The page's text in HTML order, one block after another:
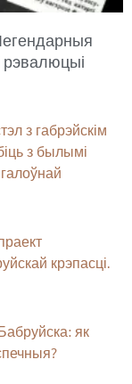
рэвалюцыі
з габрэйскім
з былымі
крэпасці.
як